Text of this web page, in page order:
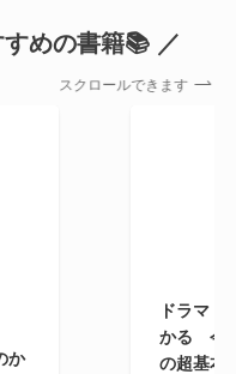
めの書籍📚 ／
スクロールできます
か
ドラマ・
かる 今
の超基本